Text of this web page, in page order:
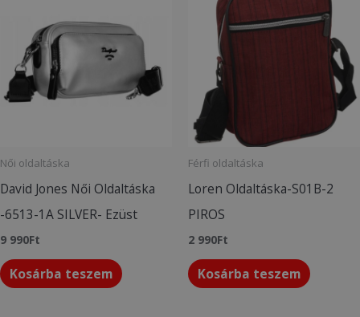
Női oldaltáska
David Jones Női Oldaltáska
-6513-1A SILVER- Ezüst
9 990Ft
Kosárba teszem
Férfi oldaltáska
Loren Oldaltáska-S01B-2
PIROS
2 990Ft
Kosárba teszem